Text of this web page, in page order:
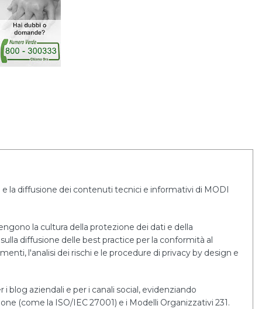
la diffusione dei contenuti tecnici e informativi di MODI
la cultura della protezione dei dati e della
diffusione delle best practice per la conformità al
l'analisi dei rischi e le procedure di privacy by design e
blog aziendali e per i canali social, evidenziando
(come la ISO/IEC 27001) e i Modelli Organizzativi 231.